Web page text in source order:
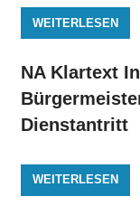
WEITERLESEN
NA Klartext
Dienstantritt
WEITERLESEN